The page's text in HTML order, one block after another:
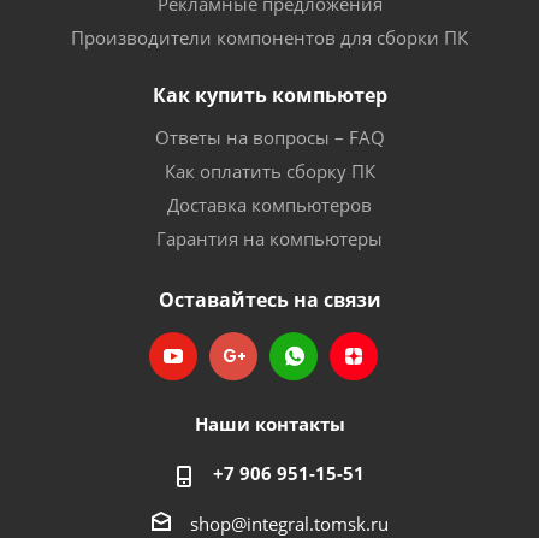
Производители компонентов для сборки ПК
Как купить компьютер
Ответы на вопросы – FAQ
Как оплатить сборку ПК
Доставка компьютеров
Гарантия на компьютеры
Оставайтесь на связи
Наши контакты
+7 906 951-15-51
shop@integral.tomsk.ru